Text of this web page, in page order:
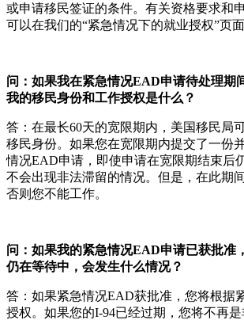
或申请移民签证的条件。有关资格要求和
可以在我们的“紧急情况下的就业授权”页面
问：如果我在紧急情况EAD申请待处理期
我的移民身份和工作授权是什么？
答：在最长60天的宽限期内，美国移民局
移民身份。如果您在宽限期内提交了一份
情况EAD申请，即使申请在宽限期结束后
不会出现非法滞留的情况。但是，在此期
否则您不能工作。
问：如果我的紧急情况EAD申请已获批准
仍在等待中，会发生什么情况？
答：如果紧急情况EAD获批准，您将根据
授权。如果您的I-94已经过期，您将不再